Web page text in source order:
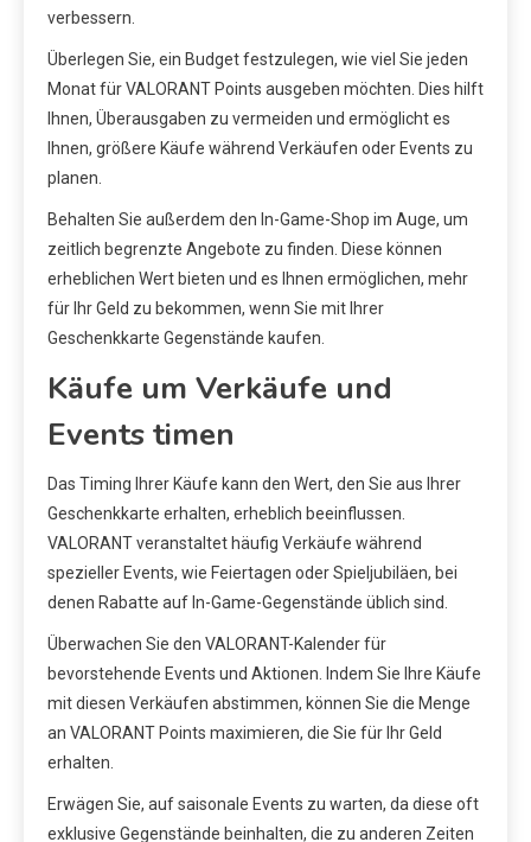
verbessern.
Überlegen Sie, ein Budget festzulegen, wie viel Sie jeden
Monat für VALORANT Points ausgeben möchten. Dies hilft
Ihnen, Überausgaben zu vermeiden und ermöglicht es
Ihnen, größere Käufe während Verkäufen oder Events zu
planen.
Behalten Sie außerdem den In-Game-Shop im Auge, um
zeitlich begrenzte Angebote zu finden. Diese können
erheblichen Wert bieten und es Ihnen ermöglichen, mehr
für Ihr Geld zu bekommen, wenn Sie mit Ihrer
Geschenkkarte Gegenstände kaufen.
Käufe um Verkäufe und
Events timen
Das Timing Ihrer Käufe kann den Wert, den Sie aus Ihrer
Geschenkkarte erhalten, erheblich beeinflussen.
VALORANT veranstaltet häufig Verkäufe während
spezieller Events, wie Feiertagen oder Spieljubiläen, bei
denen Rabatte auf In-Game-Gegenstände üblich sind.
Überwachen Sie den VALORANT-Kalender für
bevorstehende Events und Aktionen. Indem Sie Ihre Käufe
mit diesen Verkäufen abstimmen, können Sie die Menge
an VALORANT Points maximieren, die Sie für Ihr Geld
erhalten.
Erwägen Sie, auf saisonale Events zu warten, da diese oft
exklusive Gegenstände beinhalten, die zu anderen Zeiten